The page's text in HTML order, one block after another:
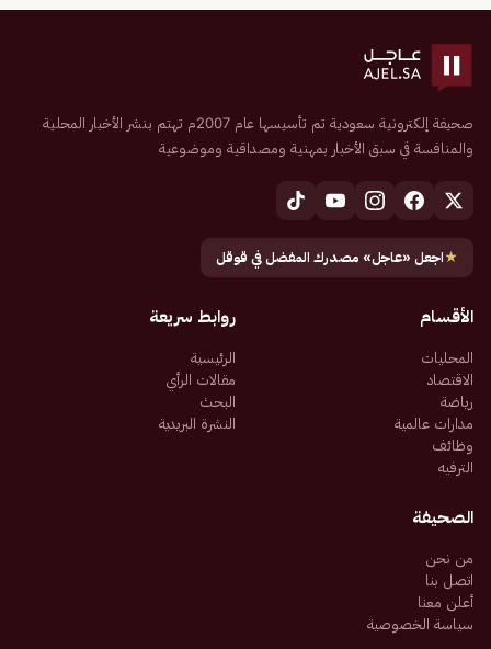
صحيفة إلكترونية سعودية تم تأسيسها عام 2007م تهتم بنشر الأخبار المحلية
والمنافسة في سبق الأخبار بمهنية ومصداقية وموضوعية
★اجعل «عاجل» مصدرك المفضل في قوقل
الأقسام
المحليات
الاقتصاد
رياضة
مدارات عالمية
وظائف
الترفيه
روابط سريعة
الرئيسية
مقالات الرأي
البحث
النشرة البريدية
الصحيفة
من نحن
اتصل بنا
أعلن معنا
سياسة الخصوصية